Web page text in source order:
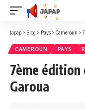
Japap > Blog > Pays > Cameroun >
CAMEROUN PAYS
7ème édition
Garoua